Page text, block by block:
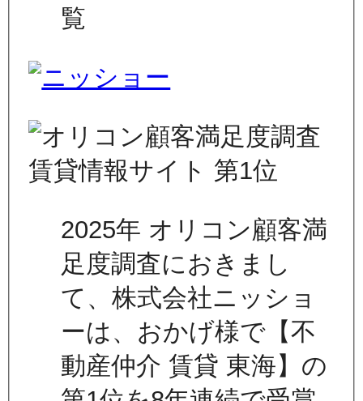
覧
2025年 オリコン顧客満
足度調査におきまし
て、株式会社ニッショ
ーは、おかげ様で【不
動産仲介 賃貸 東海】の